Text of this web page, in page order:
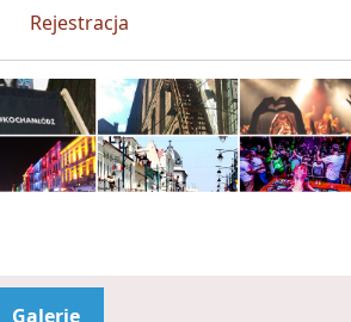
Rejestracja
Galerie